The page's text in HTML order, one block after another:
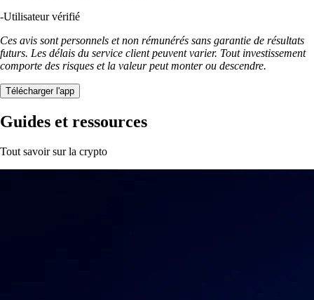
-Utilisateur vérifié
Ces avis sont personnels et non rémunérés sans garantie de résultats
futurs. Les délais du service client peuvent varier. Tout investissement
comporte des risques et la valeur peut monter ou descendre.
Télécharger l'app
Guides et ressources
Tout savoir sur la crypto